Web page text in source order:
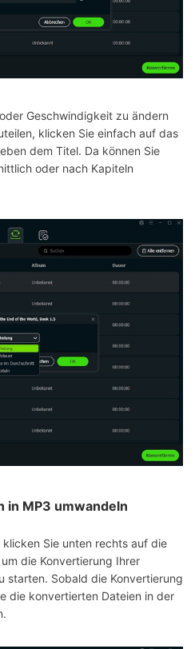
Geschwindigkeit zu ändern
klicken Sie einfach auf das
dem Titel. Da können Sie
oder nach Kapiteln
in MP3 umwandeln
Sie unten rechts auf die
um die Konvertierung Ihrer
starten. Sobald die Konvertierung
die konvertierten Dateien in der